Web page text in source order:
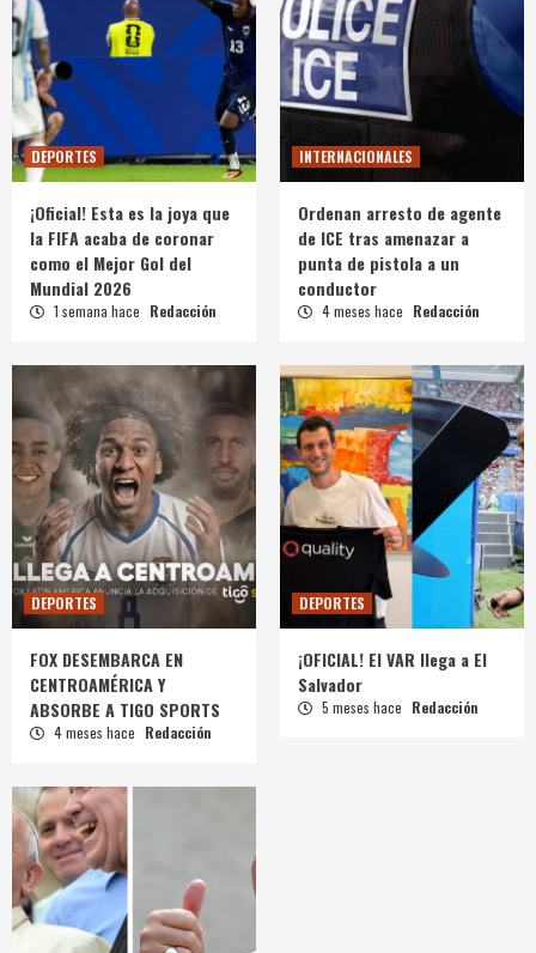
DEPORTES
¡Oficial! Esta es la joya que
la FIFA acaba de coronar
como el Mejor Gol del
Mundial 2026
1 semana hace Redacción
INTERNACIONALES
Ordenan arresto de agente
de ICE tras amenazar a
punta de pistola a un
conductor
4 meses hace Redacción
DEPORTES
FOX DESEMBARCA EN
CENTROAMÉRICA Y
ABSORBE A TIGO SPORTS
4 meses hace Redacción
DEPORTES
¡OFICIAL! El VAR llega a El
Salvador
5 meses hace Redacción